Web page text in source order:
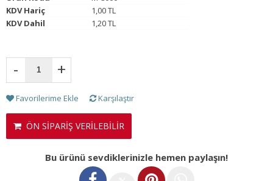
KDV Hariç
1,00 TL
KDV Dahil
1,20 TL
- +
Favorilerime Ekle Karşılaştır
ÖN SİPARİŞ VERİLEBİLİR
Bu ürünü sevdiklerinizle hemen paylaşın!